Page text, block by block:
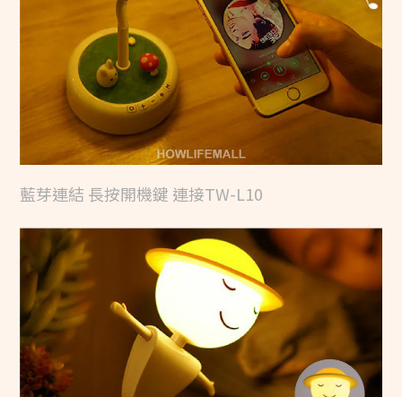
藍芽連結 長按開機鍵 連接TW-L10